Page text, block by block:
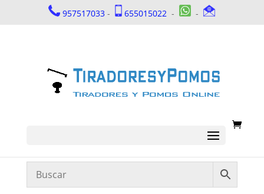
957517033 - 655015022 - -